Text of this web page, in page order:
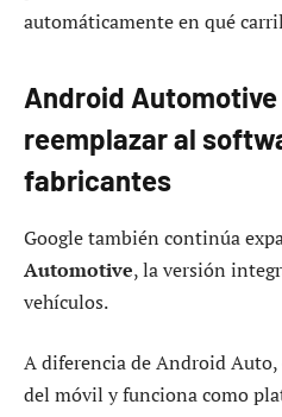
automáticamente en qué
Android
reemplazar al
fabricantes
Google también continúa
Automotive, la versión
vehículos.
A diferencia de Android
del móvil y funciona como